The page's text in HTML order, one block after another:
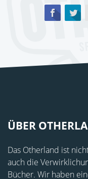
ÜBER
Das Otherland ist
auch die
Bücher. Wir haben